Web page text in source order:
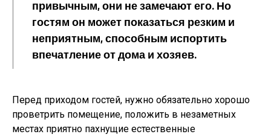
привычным, они не замечают его. Но
гостям он может показаться резким и
неприятным, способным испортить
впечатление от дома и хозяев.
Перед приходом гостей, нужно обязательно хорошо
проветрить помещение, положить в незаметных
местах приятно пахнущие естественные